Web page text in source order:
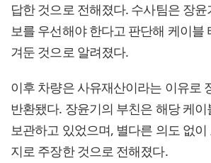
답한 것으로 전해졌다. 수사팀은 장
보를 우선해야 한다고 판단해 케이블
겨둔 것으로 알려졌다.
이후 차량은 사유재산이라는 이유로
반환됐다. 장윤기의 부친은 해당 케
보관하고 있었으며, 별다른 의도 없
지로 주장한 것으로 전해졌다.